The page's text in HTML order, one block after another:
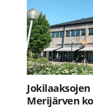
Merijärven